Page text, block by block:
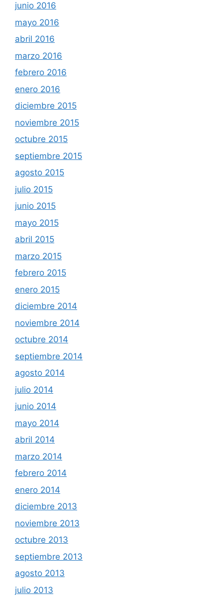
junio 2016
mayo 2016
abril 2016
marzo 2016
febrero 2016
enero 2016
diciembre 2015
noviembre 2015
octubre 2015
septiembre 2015
agosto 2015
julio 2015
junio 2015
mayo 2015
abril 2015
marzo 2015
febrero 2015
enero 2015
diciembre 2014
noviembre 2014
octubre 2014
septiembre 2014
agosto 2014
julio 2014
junio 2014
mayo 2014
abril 2014
marzo 2014
febrero 2014
enero 2014
diciembre 2013
noviembre 2013
octubre 2013
septiembre 2013
agosto 2013
julio 2013